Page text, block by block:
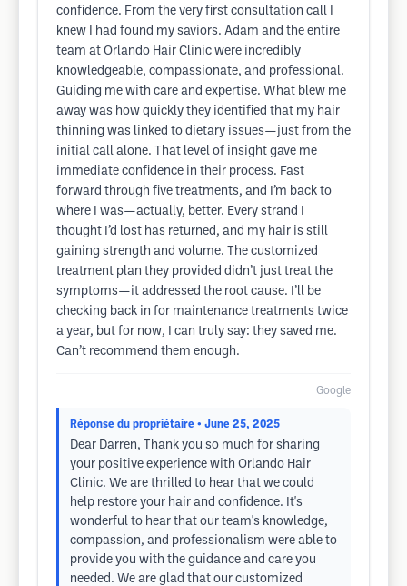
confidence. From the very first consultation call I
knew I had found my saviors. Adam and the entire
team at Orlando Hair Clinic were incredibly
knowledgeable, compassionate, and professional.
Guiding me with care and expertise. What blew me
away was how quickly they identified that my hair
thinning was linked to dietary issues—just from the
initial call alone. That level of insight gave me
immediate confidence in their process. Fast
forward through five treatments, and I’m back to
where I was—actually, better. Every strand I
thought I’d lost has returned, and my hair is still
gaining strength and volume. The customized
treatment plan they provided didn’t just treat the
symptoms—it addressed the root cause. I’ll be
checking back in for maintenance treatments twice
a year, but for now, I can truly say: they saved me.
Can’t recommend them enough.
Google
Réponse du propriétaire • June 25, 2025
Dear Darren, Thank you so much for sharing
your positive experience with Orlando Hair
Clinic. We are thrilled to hear that we could
help restore your hair and confidence. It's
wonderful to hear that our team's knowledge,
compassion, and professionalism were able to
provide you with the guidance and care you
needed. We are glad that our customized